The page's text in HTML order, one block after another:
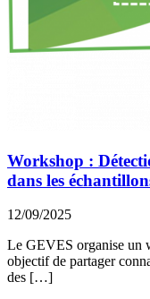
Workshop :
dans les
12/09/2025
Le GEVES organise un
objectif de partager
des […]